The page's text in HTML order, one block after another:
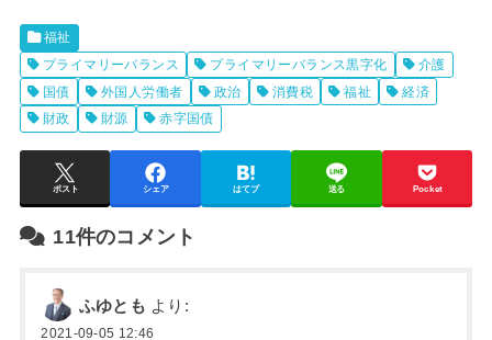
福祉
プライマリーバランス
プライマリーバランス黒字化
介護
国債
外国人労働者 政治 消費税 福祉
経済
財政
財源 赤字国債
ポスト シェア はてブ 送る Pocket
11件のコメント
ふゆとも より:
2021-09-05 12:46